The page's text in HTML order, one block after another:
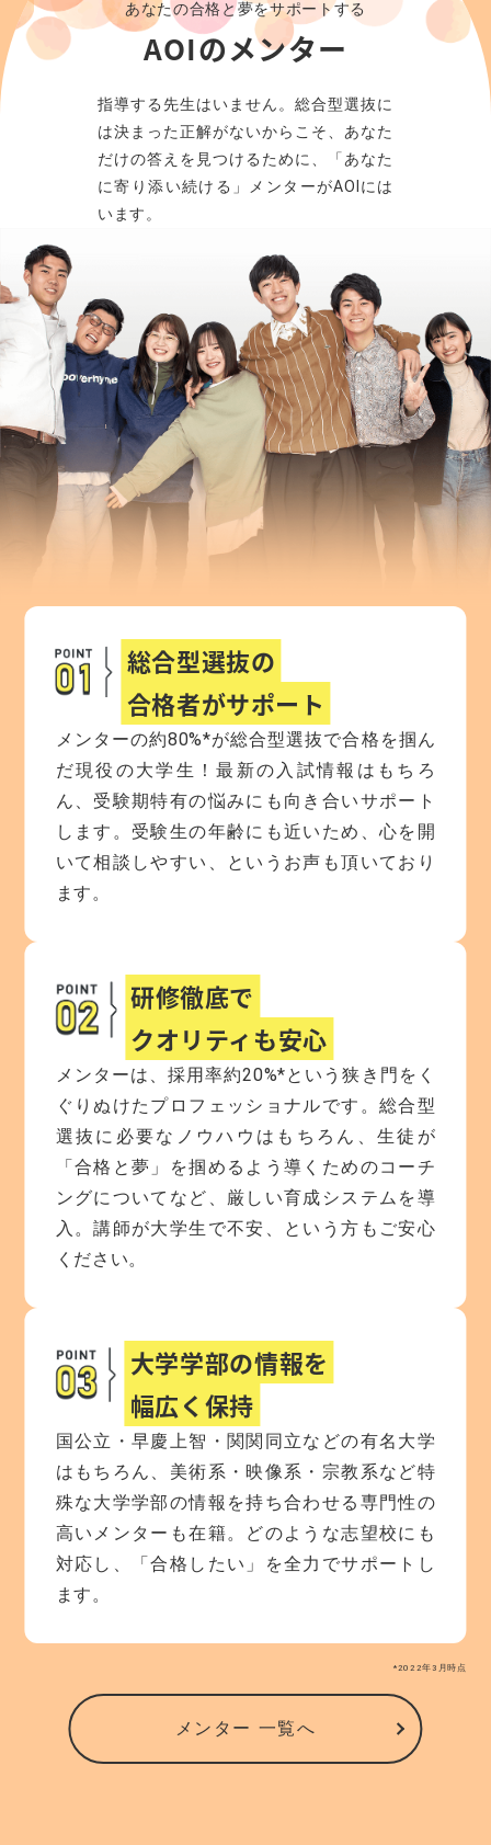
あなたの合格と夢をサポートする
AOIのメンター
指導する先生はいません。総合型選抜に
は決まった正解がないからこそ、あなた
だけの答えを見つけるために、「あなた
に寄り添い続ける」メンターがAOIには
います。
総合型選抜の
合格者がサポート
メンターの約80%*が総合型選抜で合格を掴ん
だ現役の大学生！最新の入試情報はもちろ
ん、受験期特有の悩みにも向き合いサポート
します。受験生の年齢にも近いため、心を開
いて相談しやすい、というお声も頂いており
ます。
研修徹底で
クオリティも安心
メンターは、採用率約20%*という狭き門をく
ぐりぬけたプロフェッショナルです。総合型
選抜に必要なノウハウはもちろん、生徒が
「合格と夢」を掴めるよう導くためのコーチ
ングについてなど、厳しい育成システムを導
入。講師が大学生で不安、という方もご安心
ください。
大学学部の情報を
幅広く保持
国公立・早慶上智・関関同立などの有名大学
はもちろん、美術系・映像系・宗教系など特
殊な大学学部の情報を持ち合わせる専門性の
高いメンターも在籍。どのような志望校にも
対応し、「合格したい」を全力でサポートし
ます。
*2022年3月時点
メンター 一覧へ